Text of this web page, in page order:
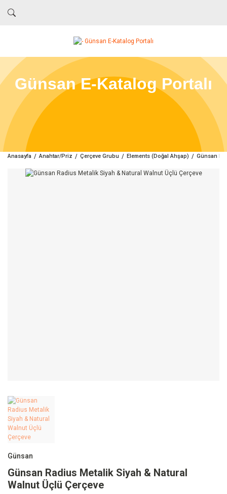
Günsan E-Katalog Portalı
Anasayfa Anahtar/Priz Çerçeve Grubu Elements (Doğal Ahşap) Günsan
Günsan
Günsan Radius Metalik Siyah & Natural
Walnut Üçlü Çerçeve